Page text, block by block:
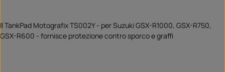
Il TankPad Motografix TS002Y - per Suzuki GSX-R1000, GSX-R750,
GSX-R600 - fornisce protezione contro sporco e graffi